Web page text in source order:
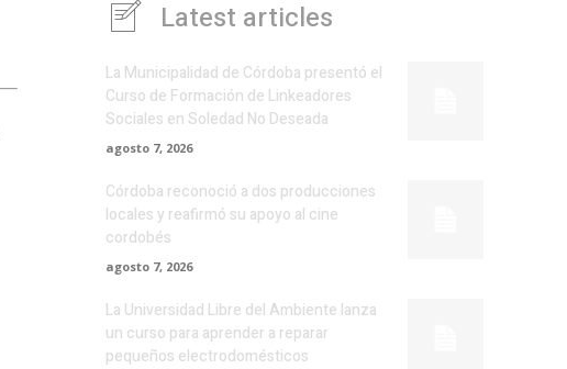
Latest articles
La Municipalidad de Córdoba presentó el
Curso de Formación de Linkeadores
Sociales en Soledad No Deseada
agosto 7, 2026
Córdoba reconoció a dos producciones
locales y reafirmó su apoyo al cine
cordobés
agosto 7, 2026
La Universidad Libre del Ambiente lanza
un curso para aprender a reparar
pequeños electrodomésticos